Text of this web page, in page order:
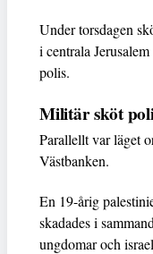
Under torsdagen
i centrala
polis.
Militär sköt
Parallellt var läget
Västbanken.
En 19-årig
skadades i
ungdomar och